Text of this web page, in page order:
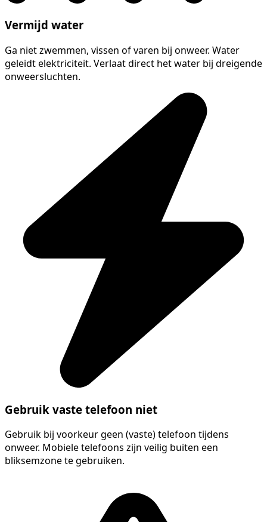
Vermijd water
Ga niet zwemmen, vissen of varen bij onweer. Water
geleidt elektriciteit. Verlaat direct het water bij dreigende
onweersluchten.
Gebruik vaste telefoon niet
Gebruik bij voorkeur geen (vaste) telefoon tijdens
onweer. Mobiele telefoons zijn veilig buiten een
bliksemzone te gebruiken.